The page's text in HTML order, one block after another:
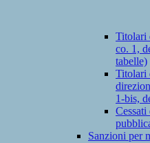
Titolari
co. 1,
tabelle)
Titolari
1-bis,
Sanzioni per